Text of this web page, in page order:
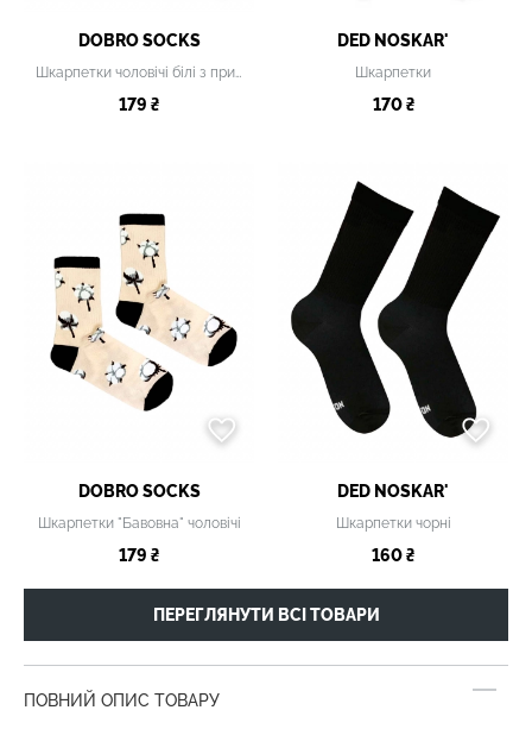
DOBRO SOCKS
Шкарпетки чоловічі білі з принтом
179 ₴
DED NOSKAR'
Шкарпетки
170 ₴
DOBRO SOCKS
Шкарпетки "Бавовна" чоловічі
179 ₴
DED NOSKAR'
Шкарпетки чорні
160 ₴
ПЕРЕГЛЯНУТИ ВСІ ТОВАРИ
ПОВНИЙ ОПИС ТОВАРУ